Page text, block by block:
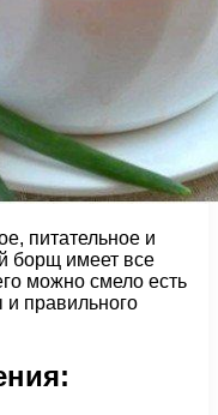
питательное и
борщ имеет все
можно смело есть
правильного